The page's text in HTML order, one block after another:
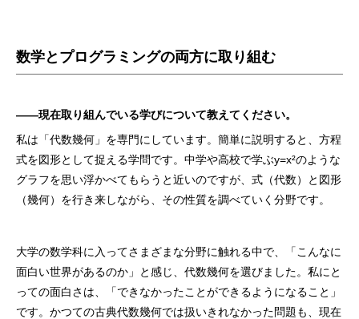
数学とプログラミングの両方に取り組む
――現在取り組んでいる学びについて教えてください。
私は「代数幾何」を専門にしています。簡単に説明すると、方程
式を図形として捉える学問です。中学や高校で学ぶy=x²のような
グラフを思い浮かべてもらうと近いのですが、式（代数）と図形
（幾何）を行き来しながら、その性質を調べていく分野です。
大学の数学科に入ってさまざまな分野に触れる中で、「こんなに
面白い世界があるのか」と感じ、代数幾何を選びました。私にと
っての面白さは、「できなかったことができるようになること」
です。かつての古典代数幾何では扱いきれなかった問題も、現在